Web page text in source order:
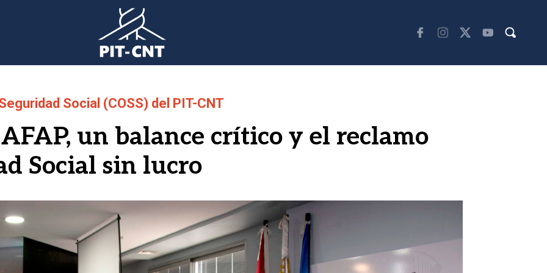
Social (COSS) del PIT-CNT
un balance crítico y el reclamo
Social sin lucro